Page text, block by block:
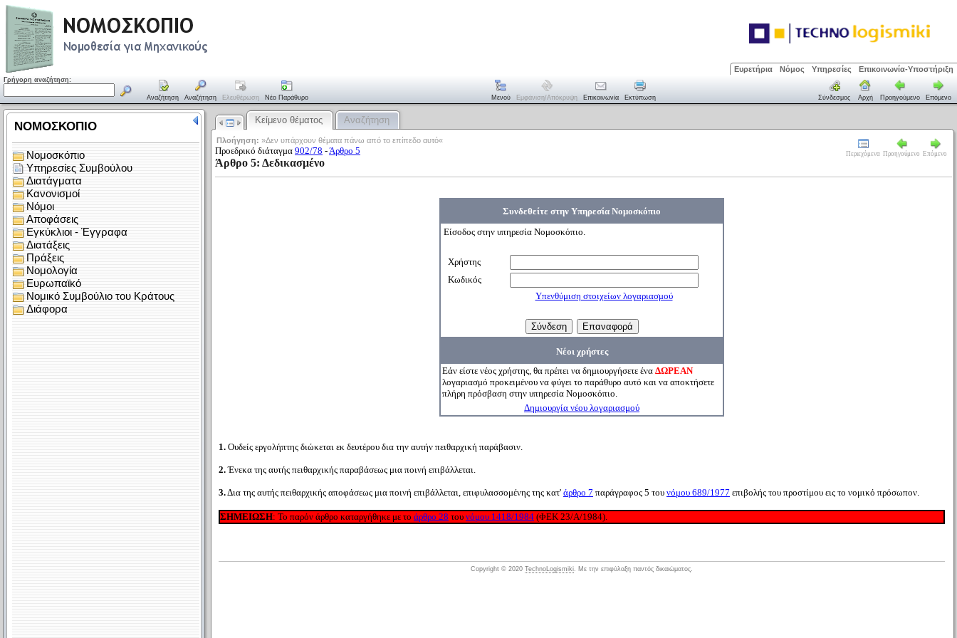
Ευρετήρια Νόμος Υπηρεσίες Επικοινωνία-Υποστήριξη
Γρήγορη αναζήτηση:
Αναζήτηση Αναζήτηση Ελευθέρωση Νέο Παράθυρο Μενού Εμφάνιση/απόκρυψη Επικοινωνία Εκτύπωση Σύνδεσμος Αρχή Προηγούμενο Επόμενο
Κείμενο θέματος Αναζήτηση